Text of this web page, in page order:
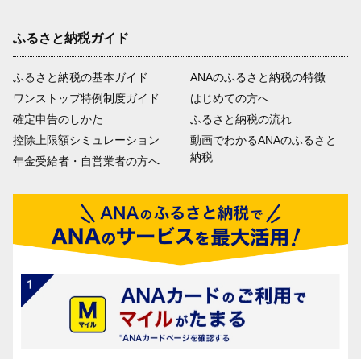
ふるさと納税ガイド
ふるさと納税の基本ガイド
ワンストップ特例制度ガイド
確定申告のしかた
控除上限額シミュレーション
年金受給者・自営業者の方へ
ANAのふるさと納税の特徴
はじめての方へ
ふるさと納税の流れ
動画でわかるANAのふるさと
納税